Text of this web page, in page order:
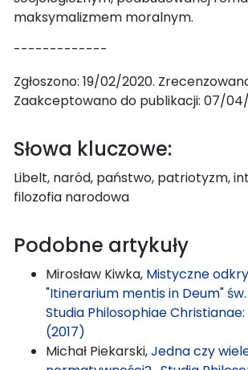
maksymalizmem moralnym.
-------------
Zgłoszono: 19/02/2020.
Zaakceptowano do publikacji: 07/
Słowa kluczowe:
Libelt, naród, państwo, patriotyzm,
filozofia narodowa
Podobne artykuły
Mirosław Kiwka, Mistyczne
"Itinerarium mentis in Deum"
Studia Philosophiae
(2017)
Michał Piekarski,Jedna czy